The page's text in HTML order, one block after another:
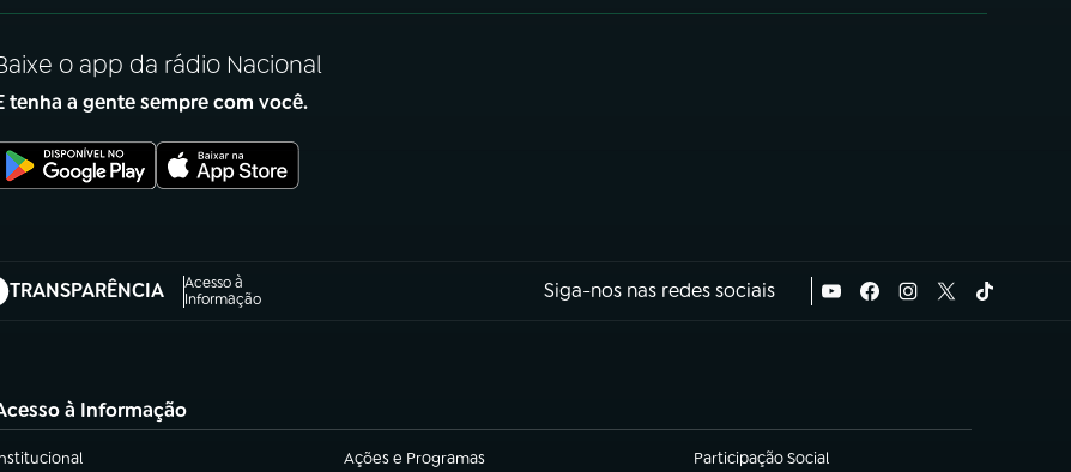
o app da rádio Nacional
tenha a gente sempre com você.
TRANSPARÊNCIA
Acesso à
Informação
em nova aba) Siga-nos nas redes sociais
à Informação
em nova aba) Ações e Programas
(abre em nova aba) Participação Social
(abre em nova aba)